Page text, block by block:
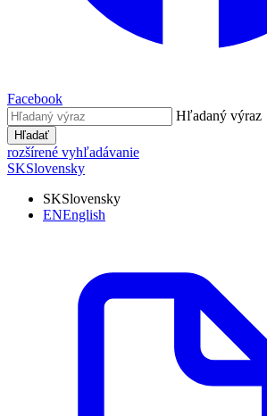
Facebook
Hľadaný výraz
Hľadať
rozšírené vyhľadávanie
SKSlovensky
SKSlovensky
ENEnglish